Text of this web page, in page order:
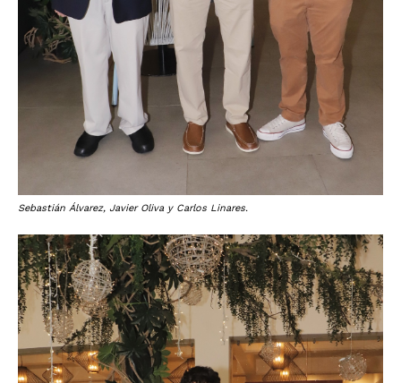
Sebastián Álvarez, Javier Oliva y Carlos Linares.